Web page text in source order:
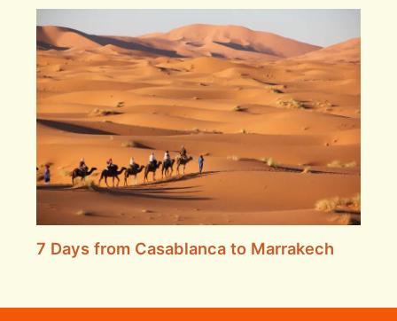
7 Days from Casablanca to Marrakech